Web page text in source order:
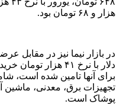
هزار و ۶۸ تومان بود.
دلار با نرخ ۴۱
برای آنها تامین شده است،
تجهیزات برق، معدنی، ماشین
پوشاک است.